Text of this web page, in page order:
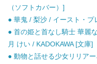
（ソフトカバー）]
● 華鬼 / 梨沙 / イースト・
● 首の姫と首なし騎士 華麗
月 けい / KADOKAWA [文庫]
● 動物と話せる少女リリア